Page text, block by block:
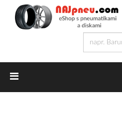
Letné pneumatiky